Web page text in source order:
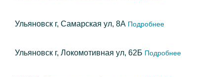
Ульяновск г, Самарская ул, 8А Подробнее
Ульяновск г, Локомотивная ул, 62Б Подробнее